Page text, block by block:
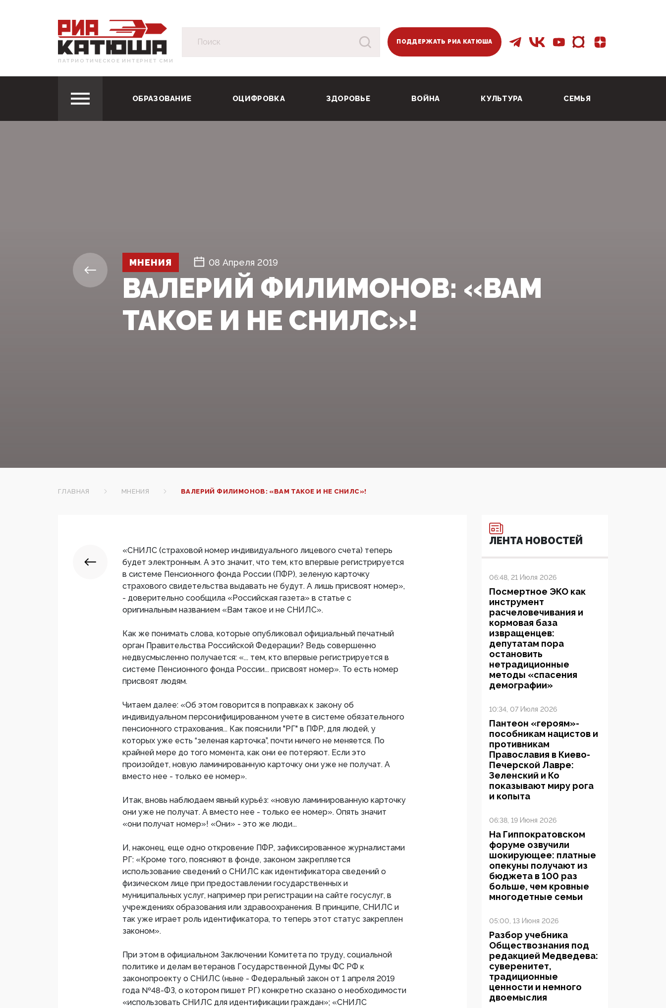
ПАТРИОТИЧЕСКОЕ ИНТЕРНЕТ СМИ
ПОДДЕРЖАТЬ РИА КАТЮША
ОБРАЗОВАНИЕ ОЦИФРОВКА ЗДОРОВЬЕ ВОЙНА КУЛЬТУРА СЕМЬЯ
МНЕНИЯ 08 Апреля 2019
ВАЛЕРИЙ ФИЛИМОНОВ: «ВАМ
ТАКОЕ И НЕ СНИЛС»!
ГЛАВНАЯ МНЕНИЯ ВАЛЕРИЙ ФИЛИМОНОВ: «ВАМ ТАКОЕ И НЕ СНИЛС»!
«СНИЛС (страховой номер индивидуального лицевого счета) теперь
будет электронным. А это значит, что тем, кто впервые регистрируется
в системе Пенсионного фонда России (ПФР), зеленую карточку
страхового свидетельства выдавать не будут. А лишь присвоят номер»,
- доверительно сообщила «Российская газета» в статье с
оригинальным названием «Вам такое и не СНИЛС».
Как же понимать слова, которые опубликовал официальный печатный
орган Правительства Российской Федерации? Ведь совершенно
недвусмысленно получается: «... тем, кто впервые регистрируется в
системе Пенсионного фонда России... присвоят номер». То есть номер
присвоят людям.
Читаем далее: «Об этом говорится в поправках к закону об
индивидуальном персонифицированном учете в системе обязательного
пенсионного страхования... Как пояснили "РГ" в ПФР, для людей, у
которых уже есть “зеленая карточка”, почти ничего не меняется. По
крайней мере до того момента, как они ее потеряют. Если это
произойдет, новую ламинированную карточку они уже не получат. А
вместо нее - только ее номер».
Итак, вновь наблюдаем явный курьёз: «новую ламинированную карточку
они уже не получат. А вместо нее - только ее номер». Опять значит
«они получат номер»! «Они» - это же люди...
И, наконец, еще одно откровение ПФР, зафиксированное журналистами
РГ: «Кроме того, поясняют в фонде, законом закрепляется
использование сведений о СНИЛС как идентификатора сведений о
физическом лице при предоставлении государственных и
муниципальных услуг, например при регистрации на сайте госуслуг, в
учреждениях образования или здравоохранения. В принципе, СНИЛС и
так уже играет роль идентификатора, то теперь этот статус закреплен
законом».
При этом в официальном Заключении Комитета по труду, социальной
политике и делам ветеранов Государственной Думы ФС РФ к
законопроекту о СНИЛС (ныне - Федеральный закон от 1 апреля 2019
года №48-ФЗ, о котором пишет РГ) конкретно сказано о необходимости
«использовать СНИЛС для идентификации граждан»; «СНИЛС
ЛЕНТА НОВОСТЕЙ
06:48, 21 Июля 2026
Посмертное ЭКО как
инструмент
расчеловечивания и
кормовая база
извращенцев:
депутатам пора
остановить
нетрадиционные
методы «спасения
демографии»
10:34, 07 Июля 2026
Пантеон «героям»-
пособникам нацистов и
противникам
Православия в Киево-
Печерской Лавре:
Зеленский и Ко
показывают миру рога
и копыта
06:38, 19 Июня 2026
На Гиппократовском
форуме озвучили
шокирующее: платные
опекуны получают из
бюджета в 100 раз
больше, чем кровные
многодетные семьи
05:00, 13 Июня 2026
Разбор учебника
Обществознания под
редакцией Медведева:
суверенитет,
традиционные
ценности и немного
двоемыслия